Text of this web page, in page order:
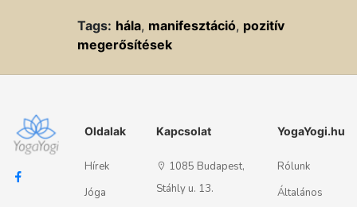
Tags: hála, manifesztáció, pozitív
megerősítések
Oldalak
Hírek
Jóga
Kapcsolat
1085 Budapest,
Stáhly u. 13.
YogaYogi.hu
Rólunk
Általános